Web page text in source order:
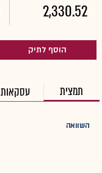
2,330.52
הוסף לתיק
תמצית עסקאות
השוואה